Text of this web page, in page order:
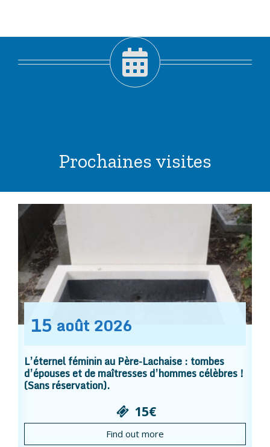
Prochaines visites
15 août 2026
L’éternel féminin au Père-Lachaise : tombes
d’épouses et de maîtresses d’hommes célèbres !
(Sans réservation).
15€
Find out more